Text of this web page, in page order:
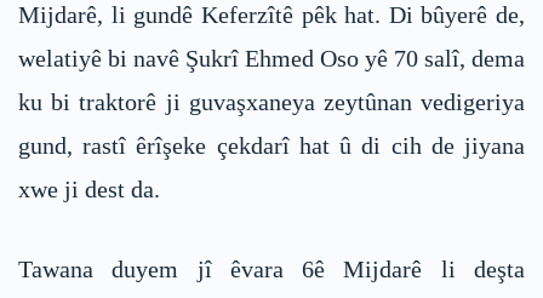
Mijdarê, li gundê Keferzîtê pêk hat. Di bûyerê de,
welatiyê bi navê Şukrî Ehmed Oso yê 70 salî, dema
ku bi traktorê ji guvaşxaneya zeytûnan vedigeriya
gund, rastî êrîşeke çekdarî hat û di cih de jiyana
xwe ji dest da.
Tawana duyem jî êvara 6ê Mijdarê li deşta